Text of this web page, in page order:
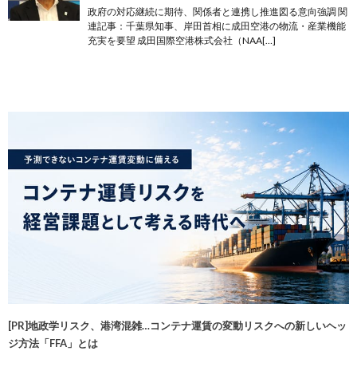
政府の対応継続に期待、関係者と連携し推進図る意向強調 関
連記事：千葉県知事、岸田首相に成田空港の物流・産業機能
充実を要望 成田国際空港株式会社（NAA[…]
[PR]地政学リスク、港湾混雑…コンテナ運賃の変動リスクへの新しいヘッ
ジ方法「FFA」とは